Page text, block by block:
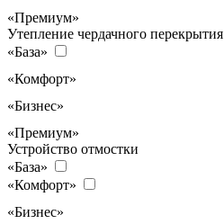
«Премиум»
Утепление чердачного перекрытия
«База»
«Комфорт»
«Бизнес»
«Премиум»
Устройство отмостки
«База»
«Комфорт»
«Бизнес»